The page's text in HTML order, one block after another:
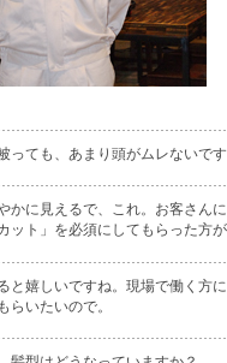
っても、あまり頭がムレないで
かに見えるで、これ。お客さん
ット」を必須にしてもらった方
と嬉しいですね。現場で働く方
らいたいので。